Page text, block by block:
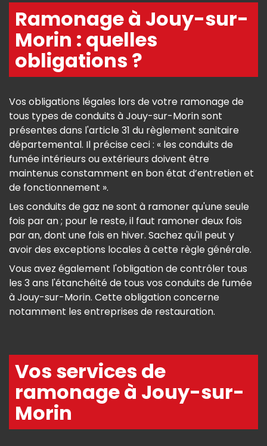
Ramonage à Jouy-sur-
Morin : quelles
obligations ?
Vos obligations légales lors de votre ramonage de
tous types de conduits à Jouy-sur-Morin sont
présentes dans l'article 31 du règlement sanitaire
départemental. Il précise ceci : « les conduits de
fumée intérieurs ou extérieurs doivent être
maintenus constamment en bon état d’entretien et
de fonctionnement ».
Les conduits de gaz ne sont à ramoner qu'une seule
fois par an ; pour le reste, il faut ramoner deux fois
par an, dont une fois en hiver. Sachez qu'il peut y
avoir des exceptions locales à cette règle générale.
Vous avez également l'obligation de contrôler tous
les 3 ans l'étanchéité de tous vos conduits de fumée
à Jouy-sur-Morin. Cette obligation concerne
notamment les entreprises de restauration.
Vos services de
ramonage à Jouy-sur-
Morin